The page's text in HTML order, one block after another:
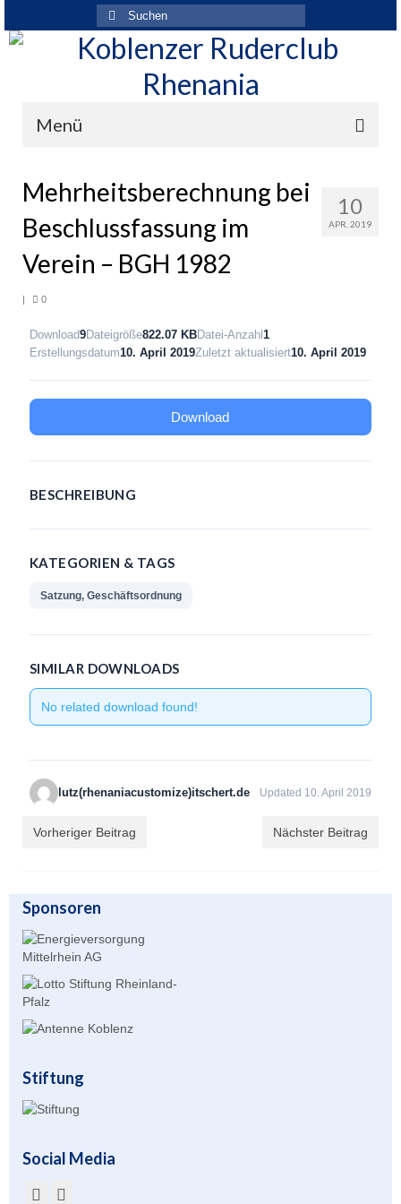
Suchen
nach:
Menü
Historie
Leistungssport
Masters Rudern
Herzsport
Volleyball
Unser Bootshaus
Bootshaus Galerie
Übernachtung
Stiftung
Kontakt
Mitgliederbereich
10
APR. 2019
Mehrheitsberechnung bei
Beschlussfassung im
Verein – BGH 1982
| 0
Download9Dateigröße822.07 KBDatei-Anzahl 1
Erstellungsdatum10. April 2019Zuletzt aktualisiert10. April 2019
Download
BESCHREIBUNG
KATEGORIEN & TAGS
Satzung, Geschäftsordnung
SIMILAR DOWNLOADS
No related download found!
lutz(rhenaniacustomize)itschert.de Updated 10. April 2019
Vorheriger Beitrag Nächster Beitrag
Sponsoren
Stiftung
Social Media